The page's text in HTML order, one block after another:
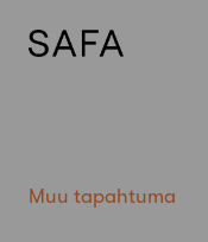
Muu tapahtuma